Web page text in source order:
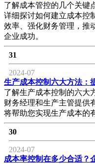
了解成本管控的几个关键
详细探讨如何建立成本控
效率、强化财务管理，推
企业成功。
31
2024-07
生产成本控制六大方法：
了解生产成本控制的六大
财务经理和生产主管提供
将帮助您实现生产成本的
30
2024-07
成本率控制在多少合适？